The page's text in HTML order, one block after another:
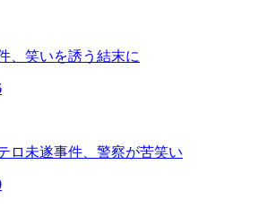
、笑いを誘う結末に
ロ未遂事件、警察が苦笑い